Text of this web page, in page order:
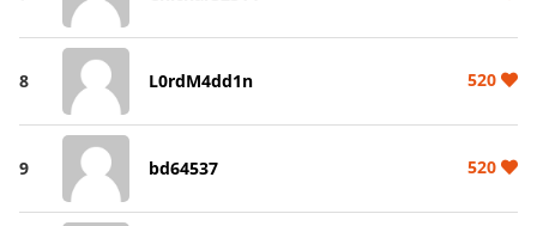
8 L0rdM4dd1n 520
9 bd64537 520